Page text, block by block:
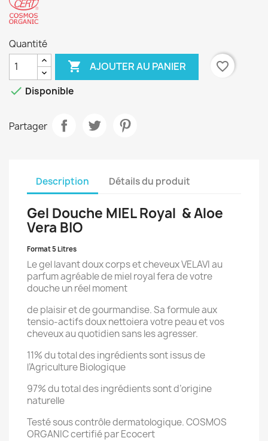
Quantité
 AJOUTER AU PANIER
favorite_border
 Disponible
Partager
Description Détails du produit
Gel Douche MIEL Royal & Aloe
Vera BIO
Format 5 Litres
Le gel lavant doux corps et cheveux VELAVI au
parfum agréable de miel royal fera de votre
douche un réel moment
de plaisir et de gourmandise. Sa formule aux
tensio-actifs doux nettoiera votre peau et vos
cheveux au quotidien sans les agresser.
11% du total des ingrédients sont issus de
l’Agriculture Biologique
97% du total des ingrédients sont d’origine
naturelle
Testé sous contrôle dermatologique. COSMOS
ORGANIC certifié par Ecocert